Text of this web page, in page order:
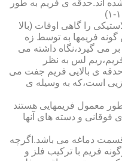
اند.حدقه ی فریم به طور
را گاهی اوقات (بالا
فریمها به توسط زه
بر می گیرد،نگاه داشته می
لس به نظر
ی بالایی فریم جفت می
است،که به وسیله ی
معمول فریمهایی هستند
فوقانی و دسته های آنها
دماغه می باشد.اگرچه
فریم با ترکیب فلز و